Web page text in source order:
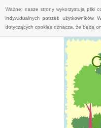
Ważne: nasze strony wykorzystują pliki
indywidualnych potrzeb użytkowników.
dotyczących cookies oznacza, że będą